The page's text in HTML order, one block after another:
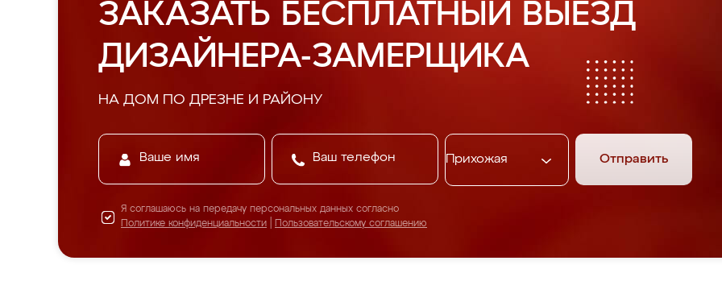
ЗАКАЗАТЬ БЕСПЛАТНЫЙ ВЫЕЗД
ДИЗАЙНЕРА-ЗАМЕРЩИКА
НА ДОМ ПО ДРЕЗНЕ И РАЙОНУ
Отправить
Я соглашаюсь на передачу персональных данных согласно
Политике конфиденциальности
Пользовательскому соглашению